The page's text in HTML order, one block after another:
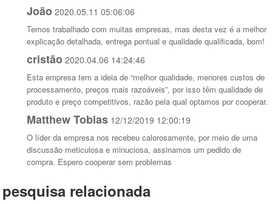
João 2020.05.11 05:06:06
Temos trabalhado com muitas empresas, mas desta vez é a melhor
explicação detalhada, entrega pontual e qualidade qualificada, bom!
cristão 2020.04.06 14:24:46
Esta empresa tem a ideia de “melhor qualidade, menores custos de
processamento, preços mais razoáveis”, por isso têm qualidade de
produto e preço competitivos, razão pela qual optamos por cooperar.
Matthew Tobias 12/12/2019 12:00:19
O líder da empresa nos recebeu calorosamente, por meio de uma
discussão meticulosa e minuciosa, assinamos um pedido de
compra. Espero cooperar sem problemas
pesquisa relacionada